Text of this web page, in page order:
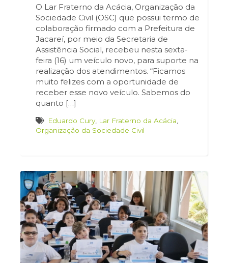
O Lar Fraterno da Acácia, Organização da
Sociedade Civil (OSC) que possui termo de
colaboração firmado com a Prefeitura de
Jacareí, por meio da Secretaria de
Assistência Social, recebeu nesta sexta-
feira (16) um veículo novo, para suporte na
realização dos atendimentos. “Ficamos
muito felizes com a oportunidade de
receber esse novo veículo. Sabemos do
quanto […]
Eduardo Cury Lar Fraterno da Acácia
Organização da Sociedade Civil